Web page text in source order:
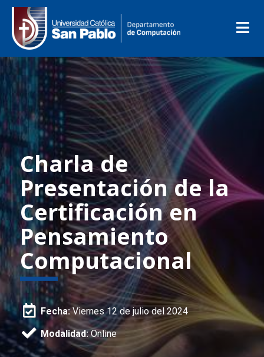
Charla de
Presentación de la
Certificación en
Pensamiento
Computacional
Fecha:Viernes 12 de julio del 2024
Modalidad:Online